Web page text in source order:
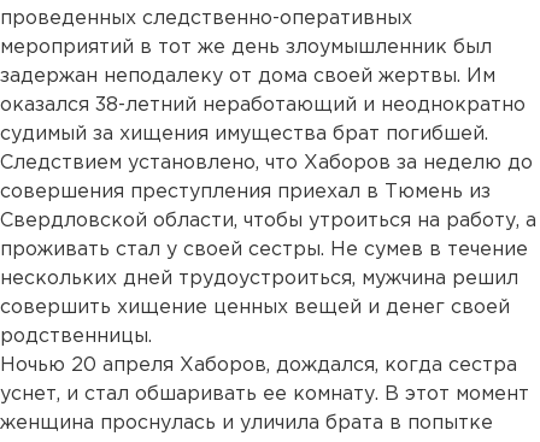
проведенных следственно-оперативных
мероприятий в тот же день злоумышленник был
задержан неподалеку от дома своей жертвы. Им
оказался 38-летний неработающий и неоднократно
судимый за хищения имущества брат погибшей.
Следствием установлено, что Хаборов за неделю до
совершения преступления приехал в Тюмень из
Свердловской области, чтобы утроиться на работу, а
проживать стал у своей сестры. Не сумев в течение
нескольких дней трудоустроиться, мужчина решил
совершить хищение ценных вещей и денег своей
родственницы.
Ночью 20 апреля Хаборов, дождался, когда сестра
уснет, и стал обшаривать ее комнату. В этот момент
женщина проснулась и уличила брата в попытке